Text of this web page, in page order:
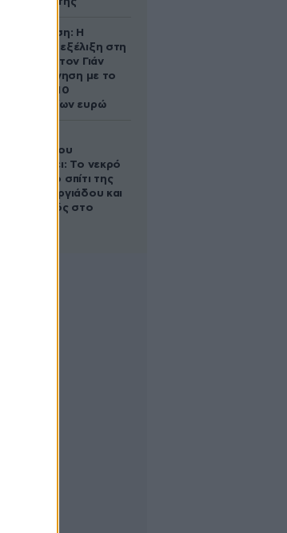
Αθηνά Ωνάση: Η
απρόσμενη εξέλιξη στη
διαμάχη με τον Γιάν
Τοπς – Η κίνηση με το
άλογο των 10
εκατομμυρίων ευρώ
Τζώρτζογλου
αποκαλύπτει: Το νεκρό
έμβρυο στο σπίτι της
Μαρίας Γεωργιάδου και
ο εγκλεισμός στο